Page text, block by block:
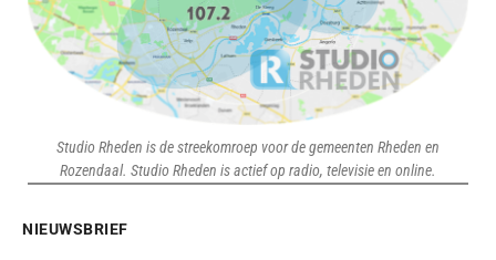
Studio Rheden is de streekomroep voor de gemeenten Rheden en
Rozendaal. Studio Rheden is actief op radio, televisie en online.
NIEUWSBRIEF